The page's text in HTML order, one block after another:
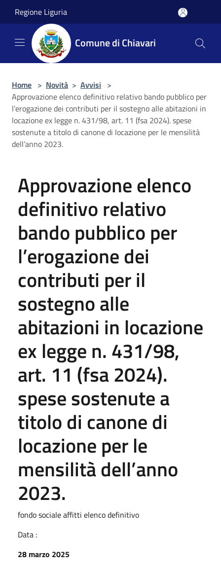
Regione Liguria
Comune di Chiavari
Home > Novità > Avvisi >
Approvazione elenco definitivo relativo bando pubblico per
l’erogazione dei contributi per il sostegno alle abitazioni in
locazione ex legge n. 431/98, art. 11 (fsa 2024). spese
sostenute a titolo di canone di locazione per le mensilità
dell’anno 2023.
Approvazione elenco
definitivo relativo
bando pubblico per
l’erogazione dei
contributi per il
sostegno alle
abitazioni in locazione
ex legge n. 431/98,
art. 11 (fsa 2024).
spese sostenute a
titolo di canone di
locazione per le
mensilità dell’anno
2023.
fondo sociale affitti elenco definitivo
Data :
28 marzo 2025